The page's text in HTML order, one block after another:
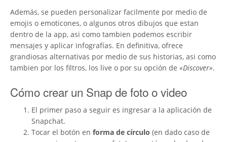
Además, se pueden personalizar facilmente por medio de
emojis o emoticones, o algunos otros dibujos que estan
dentro de la app, asi como tambien podemos escribir
mensajes y aplicar infografías. En definitiva, ofrece
grandiosas alternativas por medio de sus historias, asi como
tambien por los filtros, los live o por su opción de «Discover».
Cómo crear un Snap de foto o video
El primer paso a seguir es ingresar a la aplicación de
Snapchat.
Tocar el botón en forma de círculo (en dado caso de